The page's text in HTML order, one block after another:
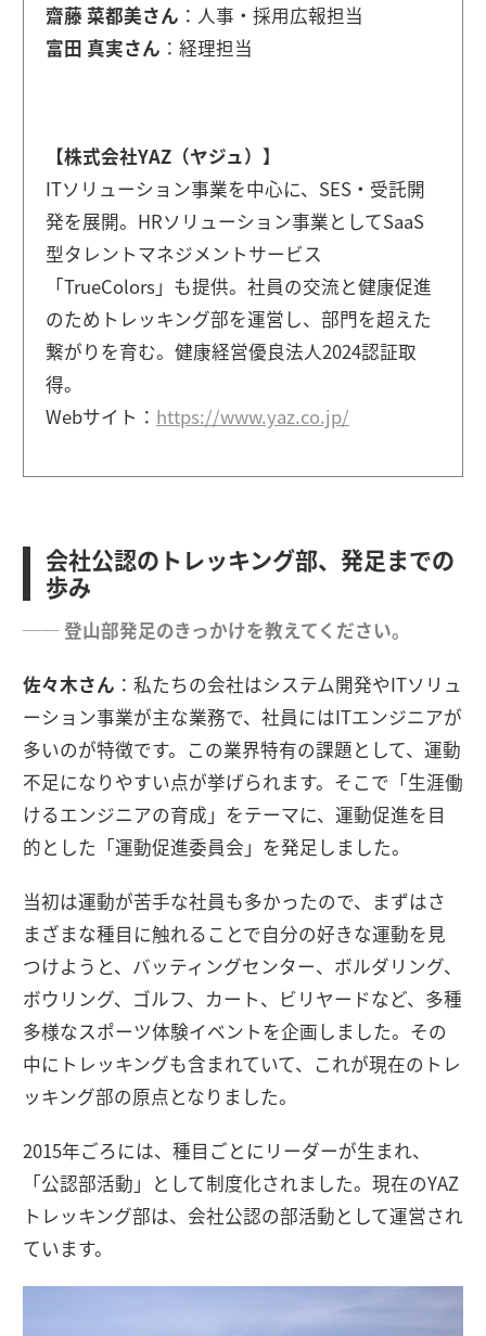
齋藤 菜都美さん ：人事・採用広報担当
富田 真実さん ：経理担当
【株式会社YAZ（ヤジュ）】
ITソリューション事業を中心に、SES・受託開
発を展開。HRソリューション事業としてSaaS
型タレントマネジメントサービス
「TrueColors」も提供。社員の交流と健康促進
のためトレッキング部を運営し、部門を超えた
繋がりを育む。健康経営優良法人2024認証取
得。
Webサイト： https://www.yaz.co.jp/
会社公認のトレッキング部、発足までの
歩み
── 登山部発足のきっかけを教えてください。
佐々木さん ：私たちの会社はシステム開発やITソリュ
ーション事業が主な業務で、社員にはITエンジニアが
多いのが特徴です。この業界特有の課題として、運動
不足になりやすい点が挙げられます。そこで「生涯働
けるエンジニアの育成」をテーマに、運動促進を目
的とした「運動促進委員会」を発足しました。
当初は運動が苦手な社員も多かったので、まずはさ
まざまな種目に触れることで自分の好きな運動を見
つけようと、バッティングセンター、ボルダリング、
ボウリング、ゴルフ、カート、ビリヤードなど、多種
多様なスポーツ体験イベントを企画しました。その
中にトレッキングも含まれていて、これが現在のトレ
ッキング部の原点となりました。
2015年ごろには、種目ごとにリーダーが生まれ、
「公認部活動」として制度化されました。現在のYAZ
トレッキング部は、会社公認の部活動として運営され
ています。